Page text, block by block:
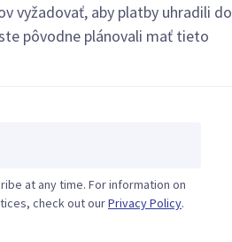
vyžadovať, aby platby uhradili do
pôvodne plánovali mať tieto
at any time. For information on
check out ourPrivacy Policy.